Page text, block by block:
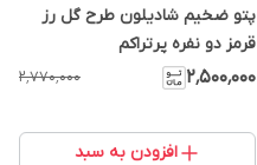
پتو ضخیم شادیلون طرح گل رز
قرمز دو نفره پرتراکم
۲٬۵۰۰٬۰۰۰ ۲٬۷۷۰٬۰۰۰
افزودن به سبد